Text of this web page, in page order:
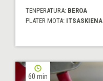
TENPERATURA: BEROA
PLATER MOTA: ITSASKIENA
60 min